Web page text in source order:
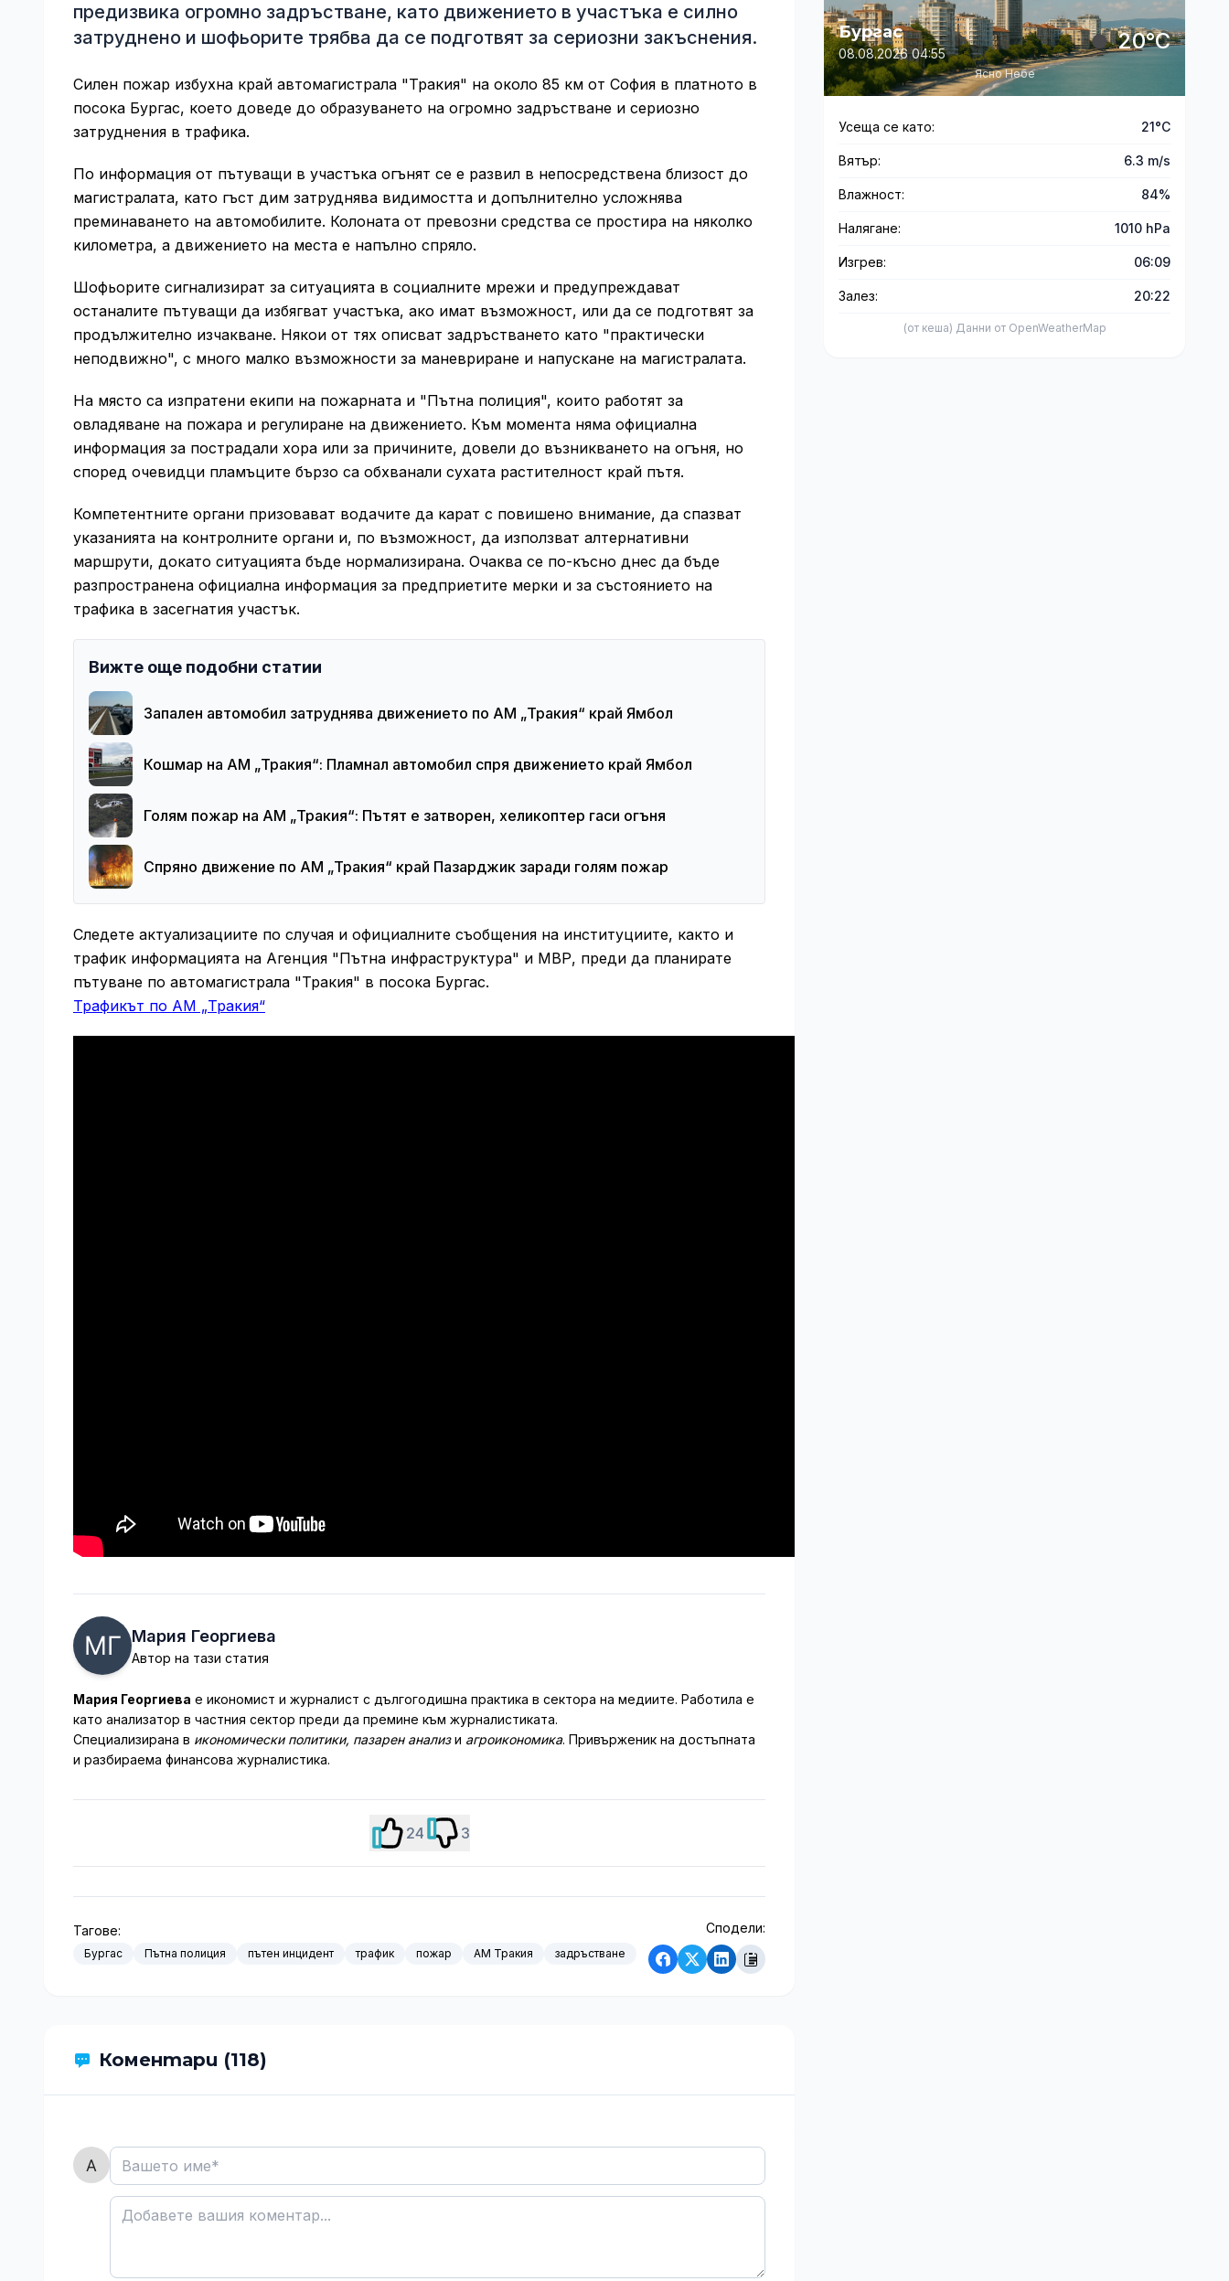
предизвика огромно задръстване, като движението в участъка е силно
затруднено и шофьорите трябва да се подготвят за сериозни закъснения.
Силен пожар избухна край автомагистрала "Тракия" на около 85 км от София в платното в
посока Бургас, което доведе до образуването на огромно задръстване и сериозно
затруднения в трафика.
По информация от пътуващи в участъка огънят се е развил в непосредствена близост до
магистралата, като гъст дим затруднява видимостта и допълнително усложнява
преминаването на автомобилите. Колоната от превозни средства се простира на няколко
километра, а движението на места е напълно спряло.
Шофьорите сигнализират за ситуацията в социалните мрежи и предупреждават
останалите пътуващи да избягват участъка, ако имат възможност, или да се подготвят за
продължително изчакване. Някои от тях описват задръстването като "практически
неподвижно", с много малко възможности за маневриране и напускане на магистралата.
На място са изпратени екипи на пожарната и "Пътна полиция", които работят за
овладяване на пожара и регулиране на движението. Към момента няма официална
информация за пострадали хора или за причините, довели до възникването на огъня, но
според очевидци пламъците бързо са обхванали сухата растителност край пътя.
Компетентните органи призовават водачите да карат с повишено внимание, да спазват
указанията на контролните органи и, по възможност, да използват алтернативни
маршрути, докато ситуацията бъде нормализирана. Очаква се по-късно днес да бъде
разпространена официална информация за предприетите мерки и за състоянието на
трафика в засегнатия участък.
Вижте още подобни статии
Запален автомобил затруднява движението по АМ „Тракия“ край Ямбол
Кошмар на АМ „Тракия“: Пламнал автомобил спря движението край Ямбол
Голям пожар на АМ „Тракия“: Пътят е затворен, хеликоптер гаси огъня
Спряно движение по АМ „Тракия“ край Пазарджик заради голям пожар
Следете актуализациите по случая и официалните съобщения на институциите, както и
трафик информацията на Агенция "Пътна инфраструктура" и МВР, преди да планирате
пътуване по автомагистрала "Тракия" в посока Бургас.
Трафикът по АМ „Тракия“
Мария Георгиева
Автор на тази статия
Мария Георгиева е икономист и журналист с дългогодишна практика в сектора на медиите. Работила е
като анализатор в частния сектор преди да премине към журналистиката.
Специализирана в икономически политики, пазарен анализи агроикономика. Привърженик на достъпната
и разбираема финансова журналистика.
24 3
Тагове:
Бургас Пътна полиция пътен инцидент трафик пожар АМ Тракия задръстване
Сподели:
Коментари (118)
Бургас
08.08.2026 04:55 20°C
Ясно Небе
Усеща се като: 21°C
Вятър: 6.3 m/s
Влажност: 84%
Налягане: 1010 hPa
Изгрев: 06:09
Залез: 20:22
(от кеша) Данни от OpenWeatherMap